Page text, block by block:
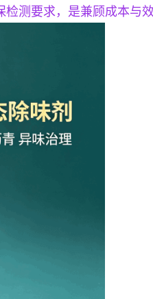
测要求，是兼顾成本与